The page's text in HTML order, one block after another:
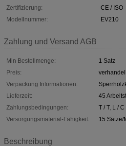
Zertifizierung:
CE / ISO
Modellnummer:
EV210
Zahlung und Versand AGB
Min Bestellmenge:
1 Satz
Preis:
Verpackung Informationen:
Lieferzeit:
45
Zahlungsbedingungen:
T / T, L / C
Versorgungsmaterial-Fähigkeit:
15 Sätze/
Beschreibung